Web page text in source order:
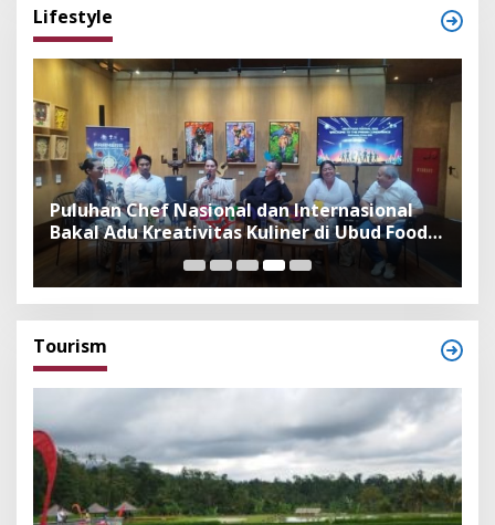
Lifestyle
Puluhan Chef Nasional dan Internasional
Bakal Adu Kreativitas Kuliner di Ubud Food
Festival 2026
Tourism